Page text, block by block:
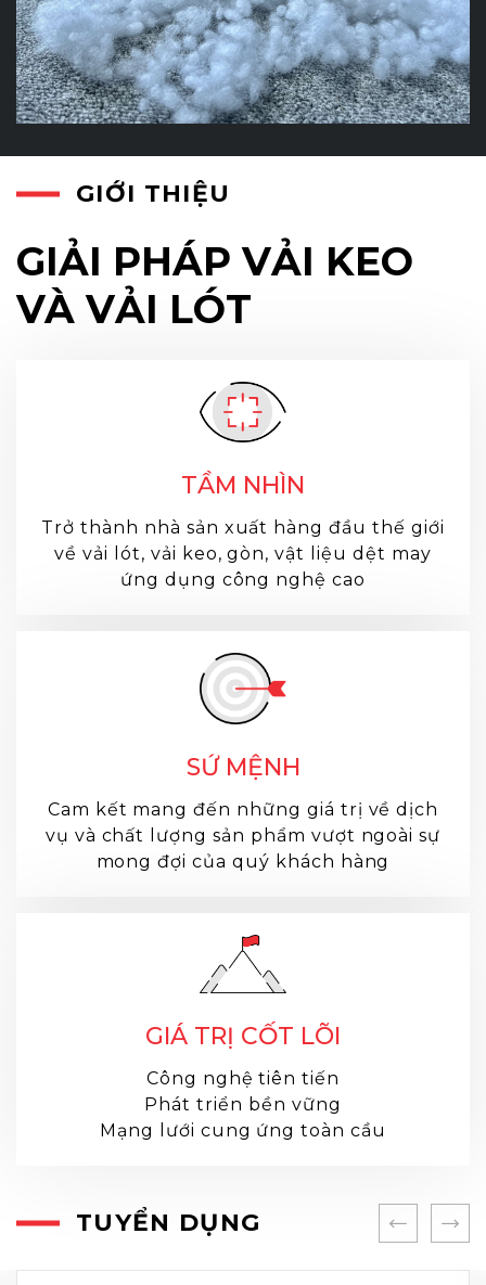
GIỚI THIỆU
GIẢI PHÁP VẢI KEO
VÀ VẢI LÓT
TẦM NHÌN
Trở thành nhà sản xuất hàng đầu thế giới
về vải lót, vải keo, gòn, vật liệu dệt may
ứng dụng công nghệ cao
SỨ MỆNH
Cam kết mang đến những giá trị về dịch
vụ và chất lượng sản phẩm vượt ngoài sự
mong đợi của quý khách hàng
GIÁ TRỊ CỐT LÕI
Công nghệ tiên tiến
Phát triển bền vững
Mạng lưới cung ứng toàn cầu
TUYỂN DỤNG